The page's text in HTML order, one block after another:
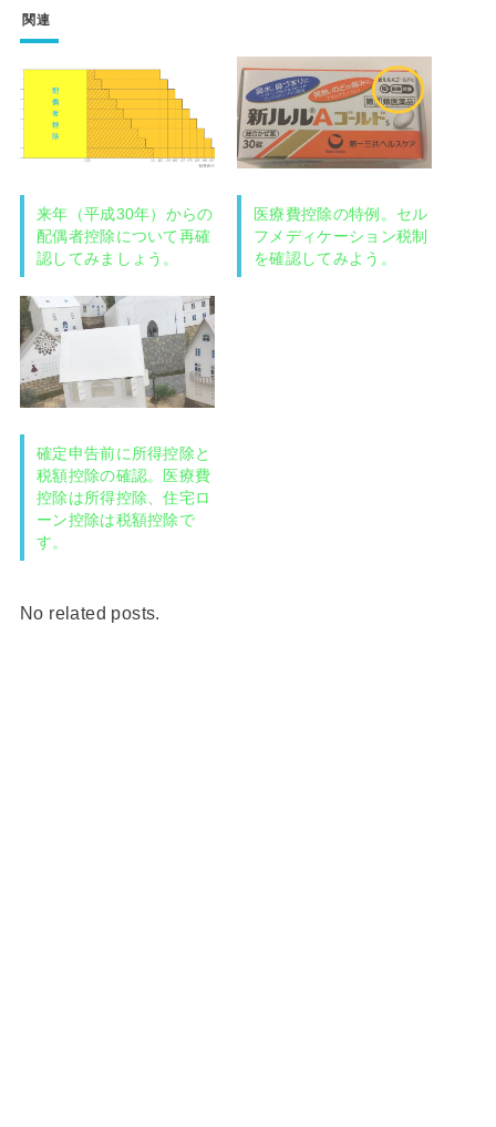
関連
来年（平成30年）からの
配偶者控除について再確
認してみましょう。
医療費控除の特例。セル
フメディケーション税制
を確認してみよう。
確定申告前に所得控除と
税額控除の確認。医療費
控除は所得控除、住宅ロ
ーン控除は税額控除で
す。
No related posts.